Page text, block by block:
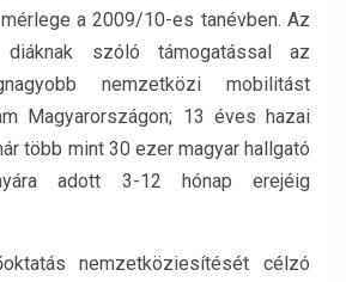
a 2009/10-es tanévben. Az
szóló támogatással az
nemzetközi mobilitást
Magyarországon; 13 éves hazai
több mint 30 ezer magyar hallgató
adott 3-12 hónap erejéig
nemzetköziesítését célzó